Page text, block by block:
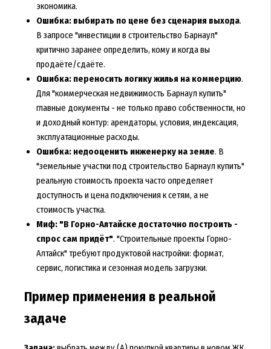
экономика.
Ошибка: выбирать по цене без сценария выхода.
В запросе "инвестиции в строительство Барнаул"
критично заранее определить, кому и когда вы
продаёте/сдаёте.
Ошибка: переносить логику жилья на коммерцию.
Для "коммерческая недвижимость Барнаул купить"
главные документы - не только право собственности, но
и доходный контур: арендаторы, условия, индексация,
эксплуатационные расходы.
Ошибка: недооценить инженерку на земле. В
"земельные участки под строительство Барнаул купить"
реальную стоимость проекта часто определяет
доступность и цена подключения к сетям, а не
стоимость участка.
Миф: "В Горно-Алтайске достаточно построить -
спрос сам придёт". "Строительные проекты Горно-
Алтайск" требуют продуктовой настройки: формат,
сервис, логистика и сезонная модель загрузки.
Пример применения в реальной
задаче